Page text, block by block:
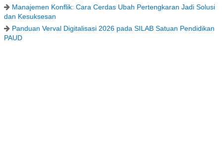
Manajemen Konflik: Cara Cerdas Ubah Pertengkaran Jadi Solusi
dan Kesuksesan
Panduan Verval Digitalisasi 2026 pada SILAB Satuan Pendidikan
PAUD